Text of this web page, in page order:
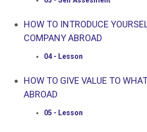
HOW TO INTRODUCE
COMPANY ABROAD
04 - Lesson
HOW TO GIVE VALUE TO
ABROAD
05 - Lesson